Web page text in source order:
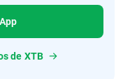
de XTB